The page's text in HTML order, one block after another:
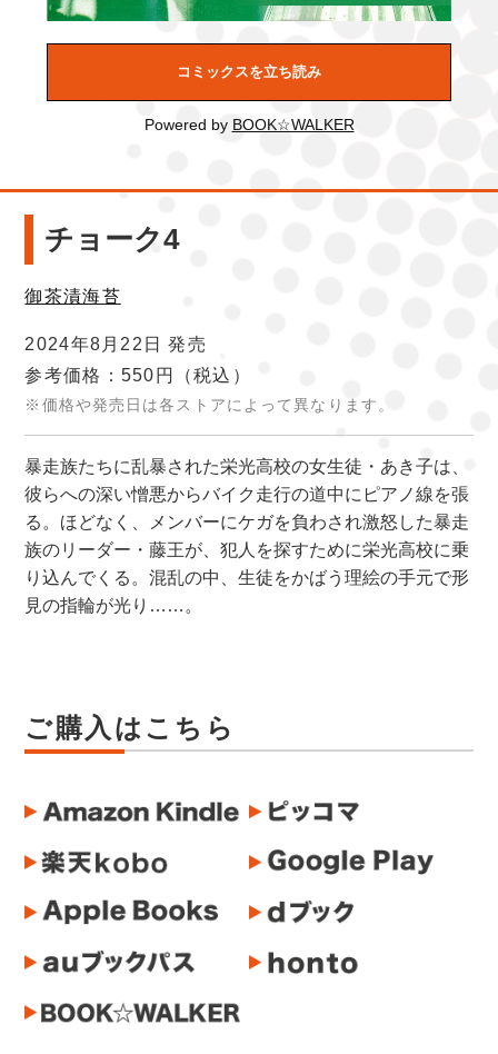
コミックスを立ち読み
Powered by BOOK☆WALKER
チョーク4
御茶漬海苔
2024年8月22日 発売
参考価格：550円
（税込）
※価格や発売日は各ストアによって異なります。
暴走族たちに乱暴された栄光高校の女生徒・あき子は、
彼らへの深い憎悪からバイク走行の道中にピアノ線を張
る。ほどなく、メンバーにケガを負わされ激怒した暴走
族のリーダー・藤王が、犯人を探すために栄光高校に乗
り込んでくる。混乱の中、生徒をかばう理絵の手元で形
見の指輪が光り……。
ご購入はこちら